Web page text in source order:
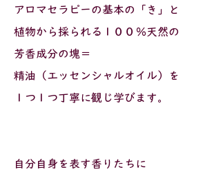
アロマセラピーの基本の「き」と
植物から採られる１００％天然の
芳香成分の塊＝
精油（エッセンシャルオイル）を
１つ１つ丁寧に観じ学びます。
自分自身を表す香りたちに